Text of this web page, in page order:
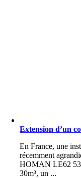
Extension d’un
En France, une
récemment
HOMAN LE62
30m³, un ...